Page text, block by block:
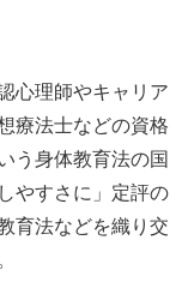
心理師やキャリア
療法士などの資格
う身体教育法の国
やすさに」定評の
育法などを織り交